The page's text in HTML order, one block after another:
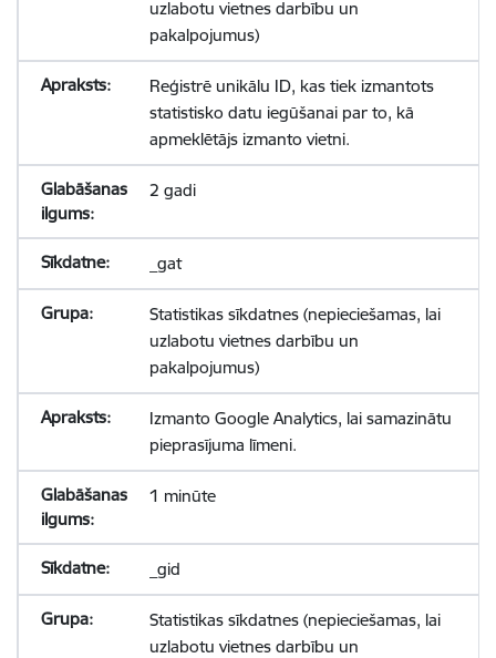
uzlabotu vietnes darbību un
pakalpojumus)
Reģistrē unikālu ID, kas tiek izmantots
statistisko datu iegūšanai par to, kā
apmeklētājs izmanto vietni.
2 gadi
_gat
Statistikas sīkdatnes (nepieciešamas, lai
uzlabotu vietnes darbību un
pakalpojumus)
Izmanto Google Analytics, lai samazinātu
pieprasījuma līmeni.
1 minūte
_gid
Statistikas sīkdatnes (nepieciešamas, lai
uzlabotu vietnes darbību un